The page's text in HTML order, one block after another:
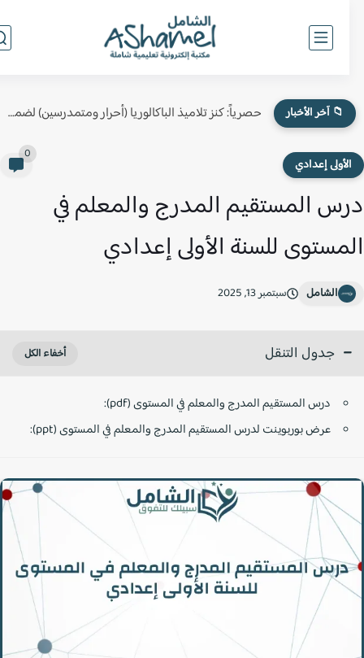
📁 آخر الأخبار حصرياً: كنز تلاميذ الباكالوريا (أحرار ومتمدرسين) لضمان النقطة الكاملة في...
إعدادي
المستقيم المدرج والمعلم في
للسنة الأولى إعدادي
الشامل سبتمبر 13, 2025
جدول التنقل
درس المستقيم المدرج والمعلم في المستوى (pdf):
عرض بوربوينت لدرس المستقيم المدرج والمعلم في المستوى (ppt):